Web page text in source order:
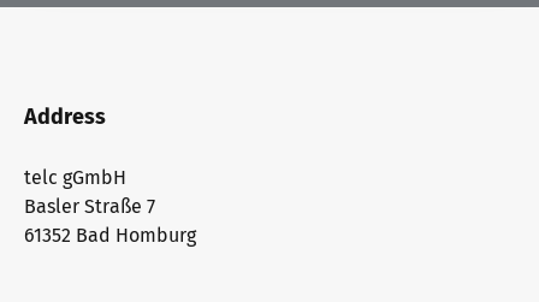
Address
telc gGmbH
Basler Straße 7
61352 Bad Homburg